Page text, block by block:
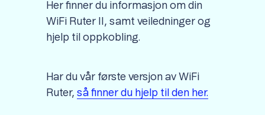
Her finner du informasjon om din
WiFi Ruter II, samt veiledninger og
hjelp til oppkobling.
Har du vår første versjon av WiFi
Ruter,så finner du hjelp til den her.